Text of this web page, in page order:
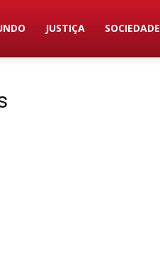
JUSTIÇA SOCIEDADE